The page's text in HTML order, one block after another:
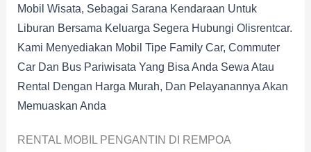
Mobil Wisata, Sebagai Sarana Kendaraan Untuk
Liburan Bersama Keluarga Segera Hubungi Olisrentcar.
Kami Menyediakan Mobil Tipe Family Car, Commuter
Car Dan Bus Pariwisata Yang Bisa Anda Sewa Atau
Rental Dengan Harga Murah, Dan Pelayanannya Akan
Memuaskan Anda
RENTAL MOBIL PENGANTIN DI REMPOA